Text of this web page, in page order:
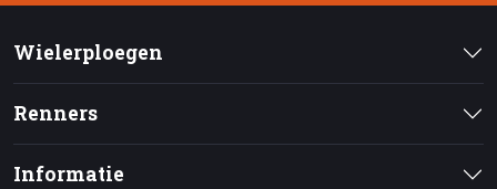
Wielerploegen
Renners
Informatie